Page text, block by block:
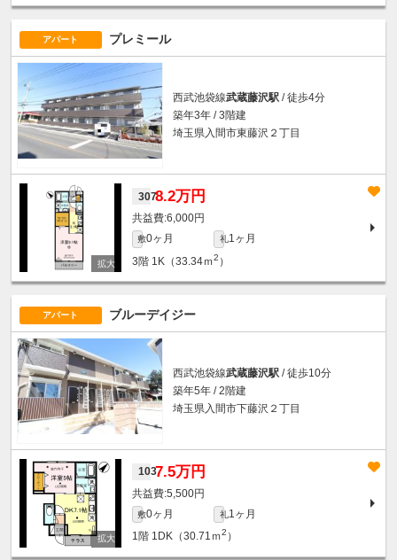
アパート プレミール
西武池袋線武蔵藤沢駅 / 徒歩4分
築年3年 / 3階建
埼玉県入間市東藤沢２丁目
3078.2万円
6,000円
敷0ヶ月 礼1ヶ月
3階 1K（33.34ｍ2 ）
アパート ブルーデイジー
西武池袋線武蔵藤沢駅 / 徒歩10分
築年5年 / 2階建
埼玉県入間市下藤沢２丁目
1037.5万円
5,500円
敷0ヶ月 礼1ヶ月
1階 1DK（30.71ｍ2 ）